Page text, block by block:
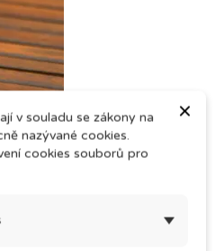
PSP
×
v souladu se zákony na
nazývané cookies.
cookies souborů pro